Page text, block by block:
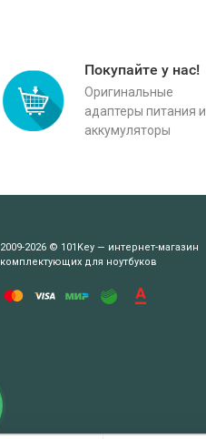
Покупайте у нас!
Оригинальные
адаптеры питания и
аккумуляторы
2009-2026 © 101Key — интернет-магазин
комплектующих для ноутбуков